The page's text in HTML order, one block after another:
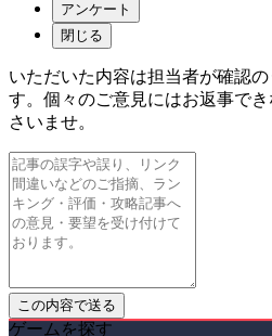
アンケート
閉じる
いただいた内容は担当者が確認
す。個々のご意見にはお返事で
さいませ。
ゲームを探す